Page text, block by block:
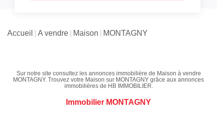
Accueil A vendre Maison MONTAGNY
Sur notre site consultez les annonces immobilière de Maison à vendre
MONTAGNY. Trouvez votre Maison sur MONTAGNY grâce aux annonces
immobilières de HB IMMOBILIER.
Immobilier MONTAGNY